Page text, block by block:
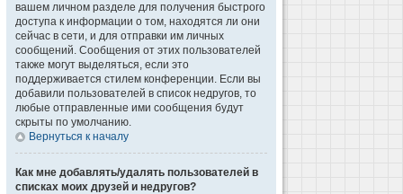
вашем личном разделе для получения быстрого
доступа к информации о том, находятся ли они
сейчас в сети, и для отправки им личных
сообщений. Сообщения от этих пользователей
также могут выделяться, если это
поддерживается стилем конференции. Если вы
добавили пользователей в список недругов, то
любые отправленные ими сообщения будут
скрыты по умолчанию.
Вернуться к началу
Как мне добавлять/удалять пользователей в
списках моих друзей и недругов?